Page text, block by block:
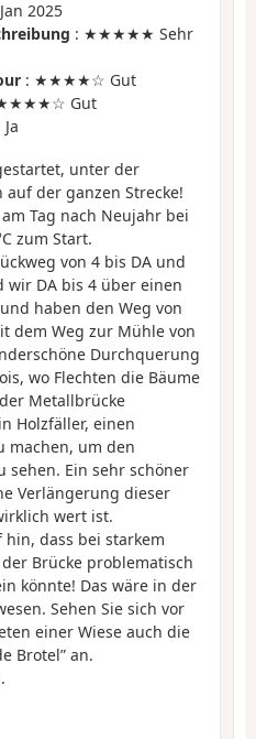
2025
: ★★★★★ Sehr
: ★★★★☆ Gut
Gut
Ja
unter der
der ganzen Strecke!
Tag nach Neujahr bei
zum Start.
von 4 bis DA und
wir DA bis 4 über einen
haben den Weg von
dem Weg zur Mühle von
Durchquerung
wo Flechten die Bäume
Metallbrücke
Holzfäller, einen
machen, um den
sehen. Ein sehr schöner
Verlängerung dieser
wert ist.
dass bei starkem
Brücke problematisch
könnte! Das wäre in der
Sehen Sie sich vor
einer Wiese auch die
Brotel” an.